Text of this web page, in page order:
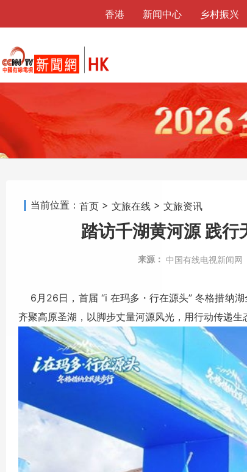
香港 新闻中心 乡村振兴
当前位置： 首页 > 文旅在线 > 文旅资讯
踏访千湖黄河源 践
来源： 中国有线电视新闻网
6月26日，首届 “i 在玛多・行在源头” 冬格措纳
齐聚高原圣湖，以脚步丈量河源风光，用行动传递